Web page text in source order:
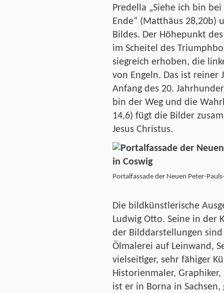
Predella „Siehe ich bin
Ende“ (Matthäus 28,20b)
Bildes. Der Höhepunkt
im Scheitel des
siegreich erhoben, die
von Engeln. Das ist reiner
Anfang des 20.
bin der Weg und die
14,6) fügt die Bilder
Jesus Christus.
Portalfassade der Neuen Peter-
Die bildkünstlerische
Ludwig Otto. Seine in der
der Bilddarstellungen
Ölmalerei auf Leinwand,
vielseitiger, sehr fähiger
Historienmaler,
ist er in Borna in